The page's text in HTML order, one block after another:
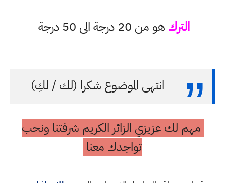
الترك هو من 20 درجة الى 50 درجة
انتهى الموضوع شكرا (لك / لكِ)
مهم لك عزيزي الزائر الكريم شرفتنا ونحب
تواجدك معنا